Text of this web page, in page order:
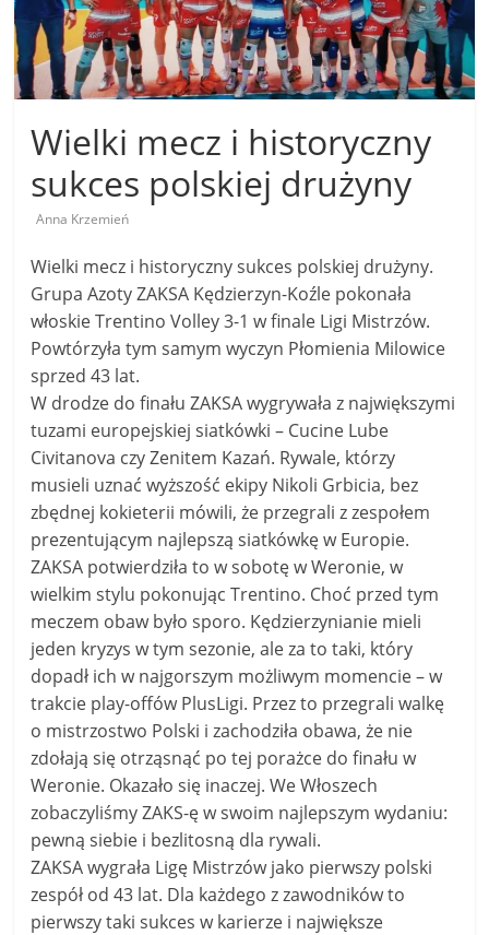
Wielki mecz i historyczny
sukces polskiej drużyny
Anna Krzemień
Wielki mecz i historyczny sukces polskiej drużyny.
Grupa Azoty ZAKSA Kędzierzyn-Koźle pokonała
włoskie Trentino Volley 3-1 w finale Ligi Mistrzów.
Powtórzyła tym samym wyczyn Płomienia Milowice
sprzed 43 lat.
W drodze do finału ZAKSA wygrywała z największymi
tuzami europejskiej siatkówki – Cucine Lube
Civitanova czy Zenitem Kazań. Rywale, którzy
musieli uznać wyższość ekipy Nikoli Grbicia, bez
zbędnej kokieterii mówili, że przegrali z zespołem
prezentującym najlepszą siatkówkę w Europie.
ZAKSA potwierdziła to w sobotę w Weronie, w
wielkim stylu pokonując Trentino. Choć przed tym
meczem obaw było sporo. Kędzierzynianie mieli
jeden kryzys w tym sezonie, ale za to taki, który
dopadł ich w najgorszym możliwym momencie – w
trakcie play-offów PlusLigi. Przez to przegrali walkę
o mistrzostwo Polski i zachodziła obawa, że nie
zdołają się otrząsnąć po tej porażce do finału w
Weronie. Okazało się inaczej. We Włoszech
zobaczyliśmy ZAKS-ę w swoim najlepszym wydaniu:
pewną siebie i bezlitosną dla rywali.
ZAKSA wygrała Ligę Mistrzów jako pierwszy polski
zespół od 43 lat. Dla każdego z zawodników to
pierwszy taki sukces w karierze i największe